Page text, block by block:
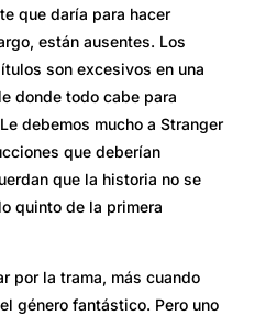
que daría para hacer
están ausentes. Los
son excesivos en una
donde todo cabe para
debemos mucho a Stranger
que deberían
que la historia no se
quinto de la primera
por la trama, más cuando
género fantástico. Pero uno